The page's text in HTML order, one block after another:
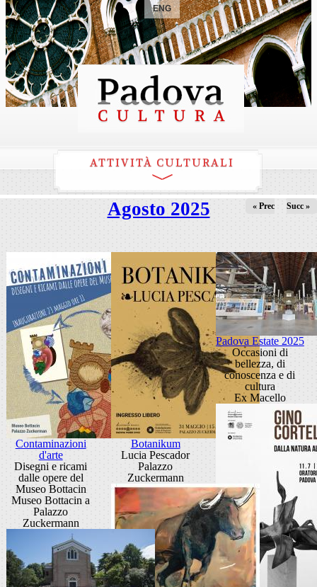
ENG
ATTIVITÀ CULTURALI
Agosto 2025 « Prec Succ »
Contaminazioni
d'arte
Disegni e ricami
dalle opere del
Museo Bottacin
Museo Bottacin a
Palazzo
Zuckermann
Botanikum
Lucia Pescador
Palazzo
Zuckermann
Padova Estate 2025
Occasioni di
bellezza, di
conoscenza e di
cultura
Ex Macello